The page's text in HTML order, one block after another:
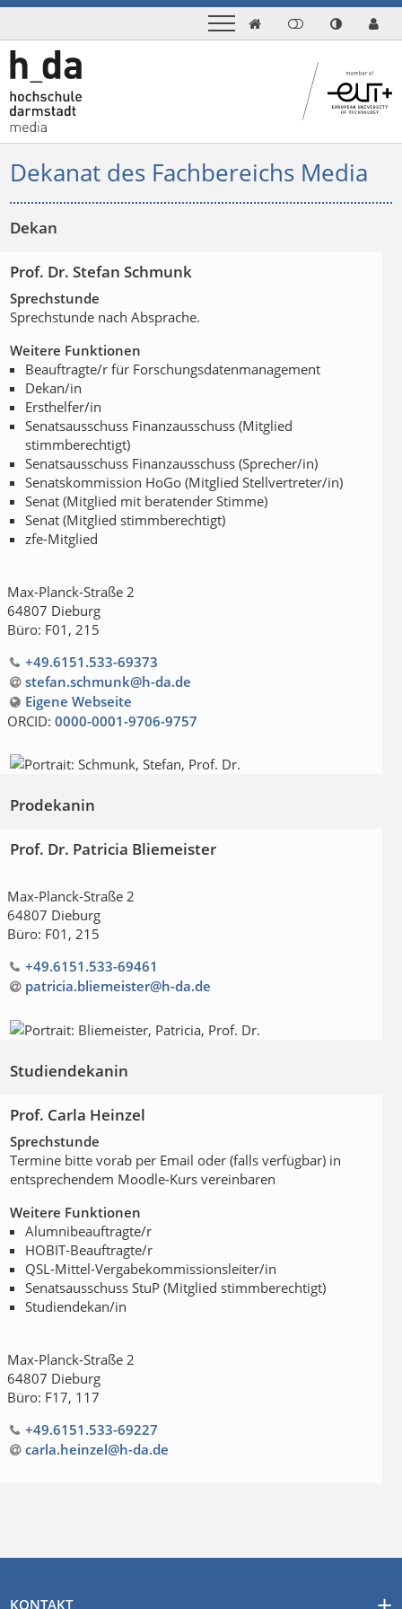

Dekanat des Fachbereichs Media
Dekan
Prof. Dr. Stefan Schmunk
Sprechstunde
Sprechstunde nach Absprache.
Weitere Funktionen
Beauftragte/r für Forschungsdatenmanagement
Dekan/in
Ersthelfer/in
Senatsausschuss Finanzausschuss (Mitglied
stimmberechtigt)
Senatsausschuss Finanzausschuss (Sprecher/in)
Senatskommission HoGo (Mitglied Stellvertreter/in)
Senat (Mitglied mit beratender Stimme)
Senat (Mitglied stimmberechtigt)
zfe-Mitglied
Max-Planck-Straße 2
64807 Dieburg
Büro: F01, 215
+49.6151.533-69373
stefan.schmunk@h-da.de
Eigene Webseite
ORCID: 0000-0001-9706-9757
Prodekanin
Prof. Dr. Patricia Bliemeister
Max-Planck-Straße 2
64807 Dieburg
Büro: F01, 215
+49.6151.533-69461
patricia.bliemeister@h-da.de
Studiendekanin
Prof. Carla Heinzel
Sprechstunde
Termine bitte vorab per Email oder (falls verfügbar) in
entsprechendem Moodle-Kurs vereinbaren
Weitere Funktionen
Alumnibeauftragte/r
HOBIT-Beauftragte/r
QSL-Mittel-Vergabekommissionsleiter/in
Senatsausschuss StuP (Mitglied stimmberechtigt)
Studiendekan/in
Max-Planck-Straße 2
64807 Dieburg
Büro: F17, 117
+49.6151.533-69227
carla.heinzel@h-da.de
KONTAKT